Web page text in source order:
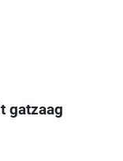
gatzaag